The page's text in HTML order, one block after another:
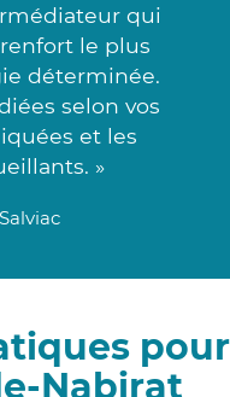
qui
le plus
déterminée.
selon vos
et les
»
pour
Nabirat